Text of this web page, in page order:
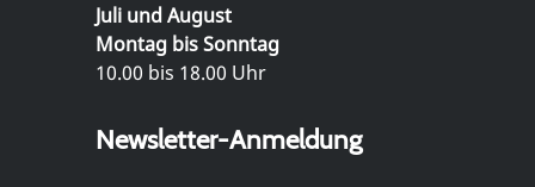
Juli und August
Montag bis Sonntag
10.00 bis 18.00 Uhr
Newsletter-Anmeldung